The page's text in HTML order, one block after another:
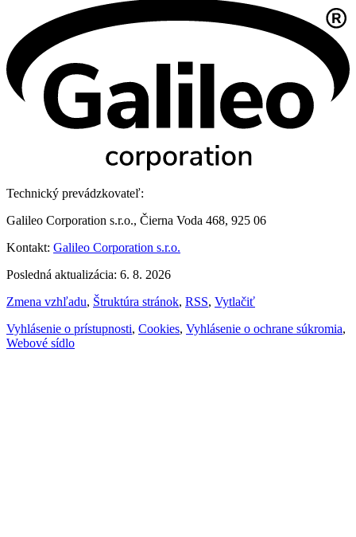
Technický prevádzkovateľ:
Galileo Corporation s.r.o., Čierna Voda 468, 925 06
Kontakt: Galileo Corporation s.r.o.
Posledná aktualizácia: 6. 8. 2026
Zmena vzhľadu, Štruktúra stránok, RSS, Vytlačiť
Vyhlásenie o prístupnosti, Cookies, Vyhlásenie o ochrane súkromia,
Webové sídlo